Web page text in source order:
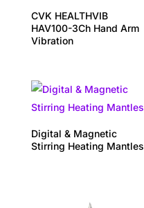
CVK HEALTHVIB
HAV100-3Ch Hand Arm
Vibration
Digital & Magnetic
Stirring Heating Mantles